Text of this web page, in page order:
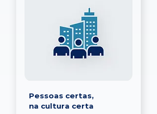
Pessoas certas,
na cultura certa